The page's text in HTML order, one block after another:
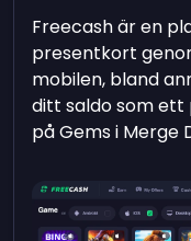
Freecash är en
presentkort
mobilen, bland
ditt saldo som
på Gems i Merge